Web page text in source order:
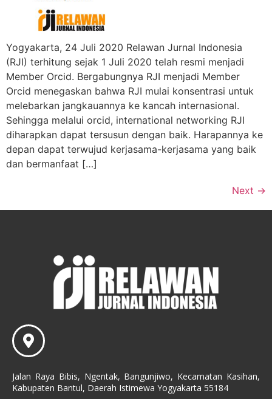
Yogyakarta, 24 Juli 2020 Relawan Jurnal Indonesia
(RJI) terhitung sejak 1 Juli 2020 telah resmi menjadi
Member Orcid. Bergabungnya RJI menjadi Member
Orcid menegaskan bahwa RJI mulai konsentrasi untuk
melebarkan jangkauannya ke kancah internasional.
Sehingga melalui orcid, international networking RJI
diharapkan dapat tersusun dengan baik. Harapannya ke
depan dapat terwujud kerjasama-kerjasama yang baik
dan bermanfaat […]
Next →
Jalan Raya Bibis, Ngentak, Bangunjiwo, Kecamatan Kasihan,
Kabupaten Bantul, Daerah Istimewa Yogyakarta 55184